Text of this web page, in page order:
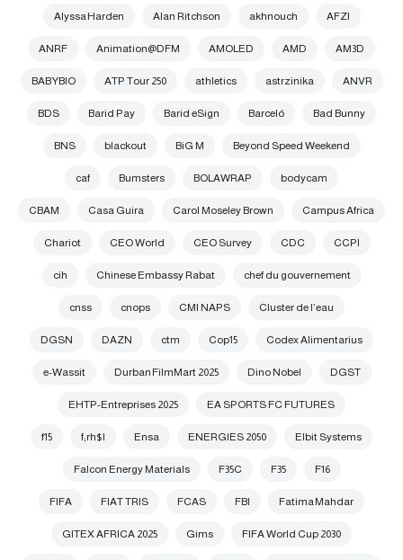
AFZI
akhnouch
Alan Ritchson
Alyssa Harden
AM3D
AMD
AMOLED
Animation@DFM
ANRF
ANVR
astrzinika
athletics
ATP Tour 250
BABYBIO
Bad Bunny
Barceló
Barid eSign
Barid Pay
BDS
Beyond Speed Weekend
BiG M
blackout
BNS
bodycam
BOLAWRAP
Bumsters
caf
Campus Africa
Carol Moseley Brown
Casa Guira
CBAM
CCPI
CDC
CEO Survey
CEO World
Chariot
chef du gouvernement
Chinese Embassy Rabat
cih
Cluster de l’eau
CMI NAPS
cnops
cnss
Codex Alimentarius
Cop15
ctm
DAZN
DGSN
DGST
Dino Nobel
Durban FilmMart 2025
e-Wassit
EA SPORTS FC FUTURES
EHTP-Entreprises 2025
Elbit Systems
ENERGIES 2050
Ensa
f;rh$l
f15
F16
F35
F35C
Falcon Energy Materials
Fatima Mahdar
FBI
FCAS
FIAT TRIS
FIFA
FIFA World Cup 2030
Gims
GITEX AFRICA 2025